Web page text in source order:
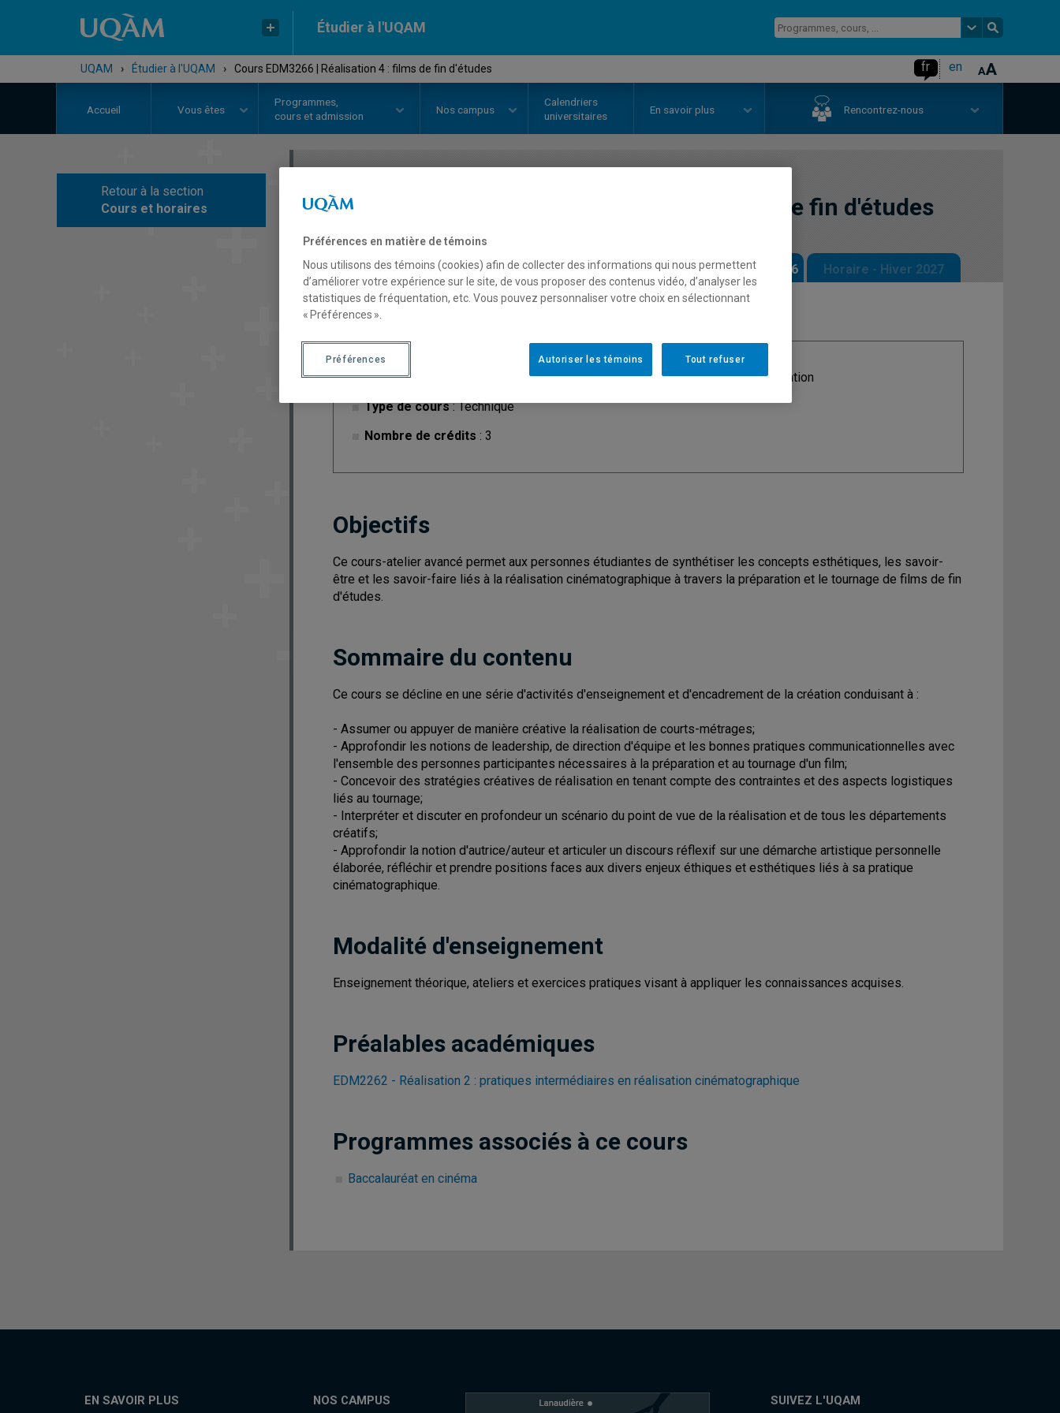
Étudier à l'UQAM
UQAM › Étudier à l'UQAM › Cours EDM3266 | Réalisation 4 : films de fin d'études fr en
Accueil Vous êtes
Programmes,
cours et admission
Nos campus
Calendriers
universitaires
En savoir plus Rencontrez-nous
Retour à la section
Cours et horaires
COURS Réalisation 4 : films de fin d'études
Description Horaire - Été 2026 Horaire - Automne 2026 Horaire - Hiver 2027
Cycle: 1
Type de cours: Technique
Nombre de crédits : 3
Discipline: Communication
Objectifs
Ce cours-atelier avancé permet aux personnes étudiantes de synthétiser les concepts esthétiques, les savoir-
être et les savoir-faire liés à la réalisation cinématographique à travers la préparation et le tournage de films de fin
d'études.
Sommaire du contenu
Ce cours se décline en une série d'activités d'enseignement et d'encadrement de la création conduisant à :
- Assumer ou appuyer de manière créative la réalisation de courts-métrages;
- Approfondir les notions de leadership, de direction d'équipe et les bonnes pratiques communicationnelles avec
l'ensemble des personnes participantes nécessaires à la préparation et au tournage d'un film;
- Concevoir des stratégies créatives de réalisation en tenant compte des contraintes et des aspects logistiques
liés au tournage;
- Interpréter et discuter en profondeur un scénario du point de vue de la réalisation et de tous les départements
créatifs;
- Approfondir la notion d'autrice/auteur et articuler un discours réflexif sur une démarche artistique personnelle
élaborée, réfléchir et prendre positions faces aux divers enjeux éthiques et esthétiques liés à sa pratique
cinématographique.
Modalité d'enseignement
Enseignement théorique, ateliers et exercices pratiques visant à appliquer les connaissances acquises.
Préalables académiques
EDM2262 - Réalisation 2 : pratiques intermédiaires en réalisation cinématographique
Programmes associés à ce cours
Baccalauréat en cinéma
EN SAVOIR PLUS NOS CAMPUS SUIVEZ L'UQAM
Préférences en matière de témoins
Nous utilisons des témoins (cookies) afin de collecter des informations qui nous permettent
d’améliorer votre expérience sur le site, de vous proposer des contenus vidéo, d’analyser les
statistiques de fréquentation, etc. Vous pouvez personnaliser votre choix en sélectionnant
« Préférences ».
Tout refuser
Autoriser les témoins
Préférences